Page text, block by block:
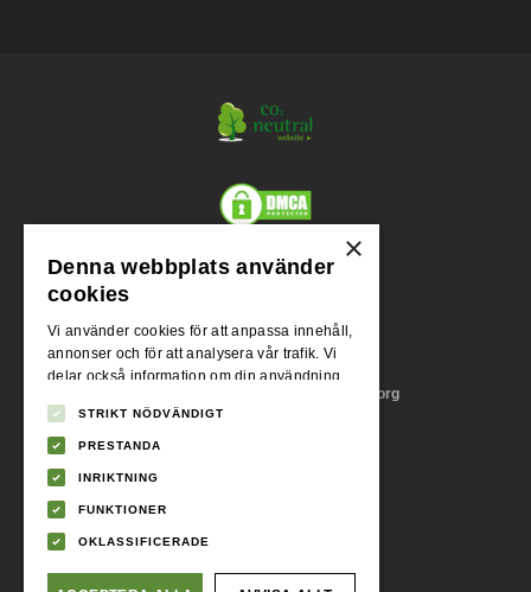
Org.nr.
Adress
Stora Badhusgatan 18, 411 21 Göteborg
×
Denna webbplats använder
cookies
Vi använder cookies för att anpassa innehåll,
annonser och för att analysera vår trafik. Vi
delar också information om din användning
analyspartners som kan kombinera den med
annan information som du har tillhandahållit
dem eller som de har samlat in från din
användning av deras tjänster.
Integritetspolicy
STRIKT NÖDVÄNDIGT
PRESTANDA
INRIKTNING
FUNKTIONER
OKLASSIFICERADE